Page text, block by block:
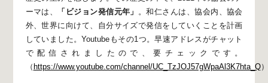
ーマは、
「ビジョン発信元年」 。和仁さんは、協会内、協会
外、世界に向けて、 自分サイズで発信をしていくことを計画
していました。Youtubeもその1つ。早速アドレスがチャット
で配信されましたので、要チェックです。
（ https://www.youtube.com/channel/UC_TzJOJ57gWpaAl3K7hta_Q）